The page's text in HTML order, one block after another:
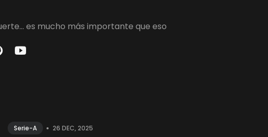
es mucho más importante que eso
Serie-A • 26 DEC, 2025